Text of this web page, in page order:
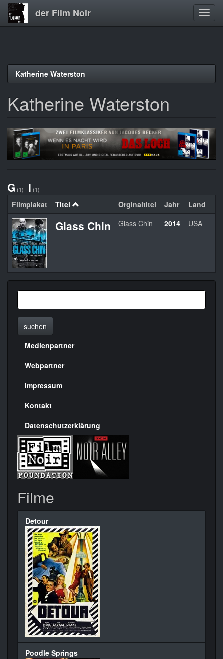
Direkt
der Film Noir
Katherine Waterston
Katherine Waterston
G (1) | I (1)
Filmplakat Titel Orginaltitel Jahr Land
Glass Chin Glass Chin 2014 USA
suchen
Menülinks
rechte
Seite
Medienpartner
Webpartner
Impressum
Kontakt
Datenschutzerklärung
Filme
Detour
Poodle Springs